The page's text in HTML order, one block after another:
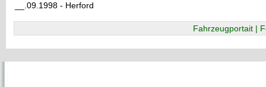
__.09.1998 - Herford
Fahrzeugportait |